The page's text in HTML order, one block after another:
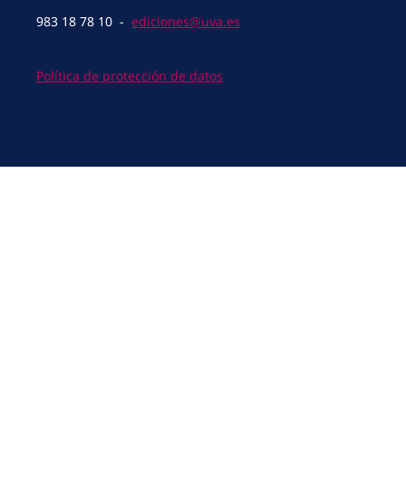
983 18 78 10 - ediciones@uva.es
Política de protección de datos